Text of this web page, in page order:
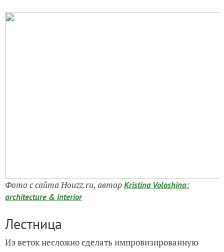
Фото с сайта Houzz.ru, авторKristina Voloshina:
architecture & interior
Лестница
Из веток несложно сделать импровизированную